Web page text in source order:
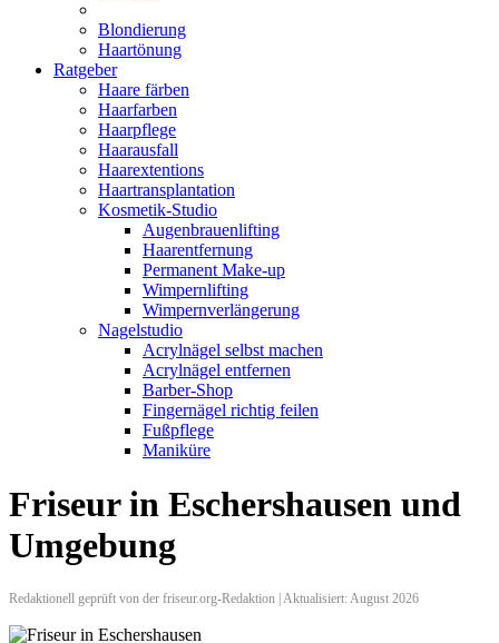
Blondierung
Haartönung
Ratgeber
Haare färben
Haarfarben
Haarpflege
Haarausfall
Haarextentions
Haartransplantation
Kosmetik-Studio
Augenbrauenlifting
Haarentfernung
Permanent Make-up
Wimpernlifting
Wimpernverlängerung
Nagelstudio
Acrylnägel selbst machen
Acrylnägel entfernen
Barber-Shop
Fingernägel richtig feilen
Fußpflege
Maniküre
Friseur in Eschershausen und
Umgebung
Redaktionell geprüft von der friseur.org-Redaktion | Aktualisiert: August 2026